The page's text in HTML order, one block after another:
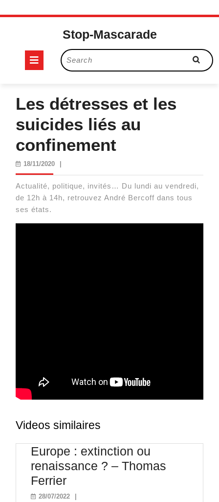
Skip
Stop-Mascarade
Open
Search
for:
Les détresses et les
suicides liés au
confinement
18/11/202018/11/2020
Actualité, politique, invités… Du lundi au vendredi,
de 12h à 14h, retrouvez André Bercoff dans tous
ses états.
Videos similaires
Europe : extinction ou
renaissance ? – Thomas
FerrierEurope
:
28/07/202228/07/2022